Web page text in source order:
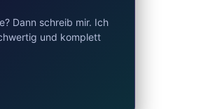
Dann schreib mir. Ich
und komplett